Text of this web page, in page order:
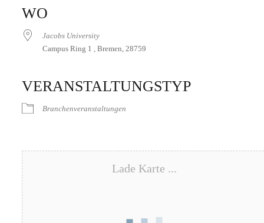
WO
Jacobs University
Campus Ring 1 , Bremen, 28759
VERANSTALTUNGSTYP
Branchenveranstaltungen
Lade Karte ...